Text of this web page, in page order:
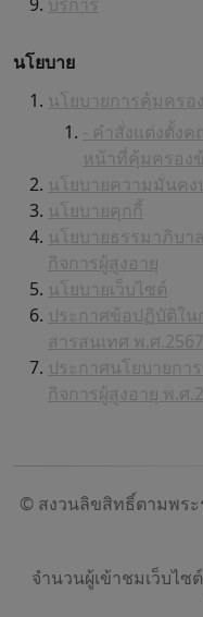
นโยบาย
นโยบายการคุ้มคร
- คำสั่งแต่งตั้ง
หน้าที่คุ้มครอง
นโยบายความมั่นค
นโยบายคุกกี้
นโยบายธรรมาภิบ
กิจการผู้สูงอายุ
นโยบายเว็บไซต์
ประกาศข้อปฏิบัติใ
สารสนเทศ พ.ศ
ประกาศนโยบายก
กิจการผู้สูงอายุ พ.ศ
© สงวนลิขสิทธิ์ตามพร
จำนวนผู้เข้าชมเว็บไซ